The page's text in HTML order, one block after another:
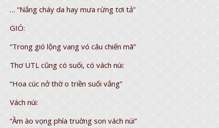
… “Nắng cháy da hay mưa rừng tơi tả”
GIÓ:
“Trong gió lộng vang vó câu chiến mã”
Thơ UTL cũng có suối, có vách núi:
“Hoa cúc nở thờ o triền suối vắng”
Vách núi:
“Ầm ào vọng phía truờng son vách núi”